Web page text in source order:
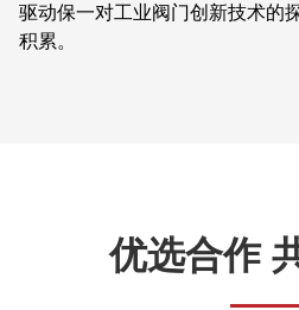
驱动保一对工业阀门创新技术的
积累。
优选合作